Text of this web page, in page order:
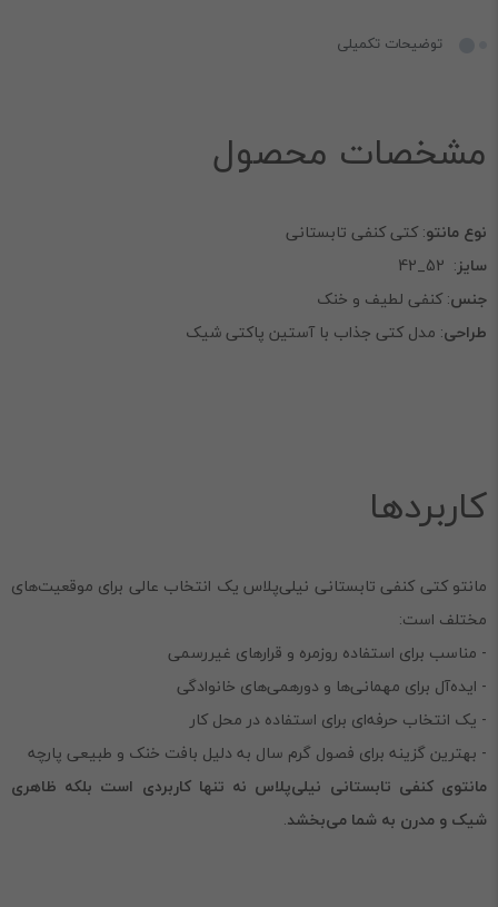
توضیحات تکمیلی
مشخصات محصول
نوع مانتو: کتی کنفی تابستانی
سایز: 52_42
جنس: کنفی لطیف و خنک
طراحی: مدل کتی جذاب با آستین پاکتی شیک
کاربردها
مانتو کتی کنفی تابستانی نیلی‌پلاس یک انتخاب عالی برای موقعیت‌های
مختلف است:
- مناسب برای استفاده روزمره و قرارهای غیررسمی
- ایده‌آل برای مهمانی‌ها و دورهمی‌های خانوادگی
- یک انتخاب حرفه‌ای برای استفاده در محل کار
- بهترین گزینه برای فصول گرم سال به دلیل بافت خنک و طبیعی پارچه
مانتوی کنفی تابستانی نیلی‌پلاس نه تنها کاربردی است بلکه ظاهری
شیک و مدرن به شما می‌بخشد.